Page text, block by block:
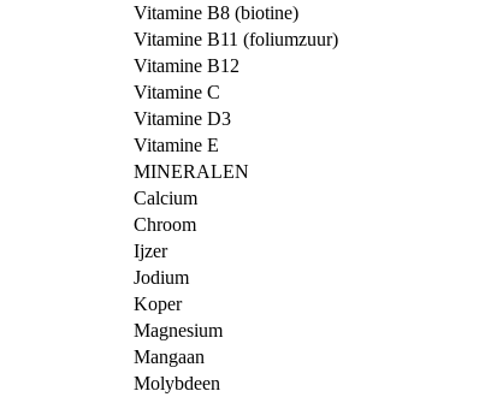
Vitamine B8 (biotine)
Vitamine B11 (foliumzuur)
Vitamine B12
Vitamine C
Vitamine D3
Vitamine E
MINERALEN
Calcium
Chroom
Ijzer
Jodium
Koper
Magnesium
Mangaan
Molybdeen